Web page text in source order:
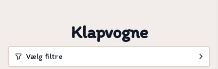
Klapvogne
Vælg filtre